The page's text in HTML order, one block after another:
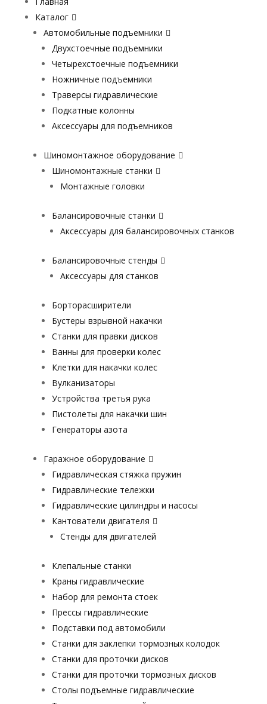
Каталог
Автомобильные подъемники
Двухстоечные подъемники
Четырехстоечные подъемники
Ножничные подъемники
Траверсы гидравлические
Подкатные колонны
Аксессуары для подъемников
Шиномонтажное оборудование
Шиномонтажные станки
Монтажные головки
Балансировочные станки
Аксессуары для балансировочных станков
Балансировочные стенды
Аксессуары для станков
Борторасширители
Бустеры взрывной накачки
Станки для правки дисков
Ванны для проверки колес
Клетки для накачки колес
Вулканизаторы
Устройства третья рука
Пистолеты для накачки шин
Генераторы азота
Гаражное оборудование
Гидравлическая стяжка пружин
Гидравлические тележки
Гидравлические цилиндры и насосы
Кантователи двигателя
Стенды для двигателей
Клепальные станки
Краны гидравлические
Набор для ремонта стоек
Прессы гидравлические
Подставки под автомобили
Станки для заклепки тормозных колодок
Станки для проточки дисков
Станки для проточки тормозных дисков
Столы подъемные гидравлические